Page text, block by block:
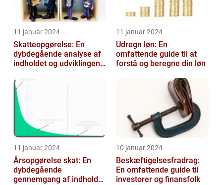
11 januar 2024
Skatteopgørelse: En
dybdegående analyse af
indholdet og udviklingen
11 januar 2024
Udregn løn: En
omfattende guide til at
forstå og beregne din løn
11 januar 2024
Årsopgørelse skat: En
dybdegående
gennemgang af indholdet
10 januar 2024
Beskæftigelsesfradrag:
En omfattende guide til
investorer og finansfolk